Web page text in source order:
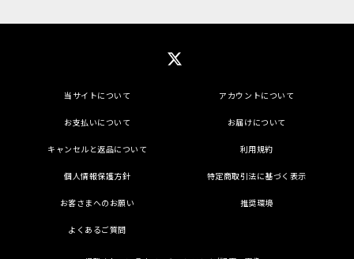
当サイトについて アカウントについて
お支払いについて お届けについて
キャンセルと返品について 利用規約
個人情報保護方針 特定商取引法に基づく表示
お客さまへのお願い 推奨環境
よくあるご質問